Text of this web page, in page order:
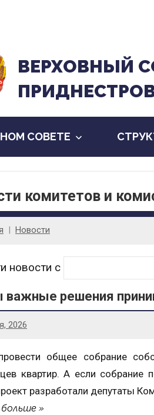
ВЕРХОВНЫЙ
СОВЕТЕ
комитетов и
Новости
новости с
важные решения
2026
общее собрание
квартир. А если собрание
разработали депутаты